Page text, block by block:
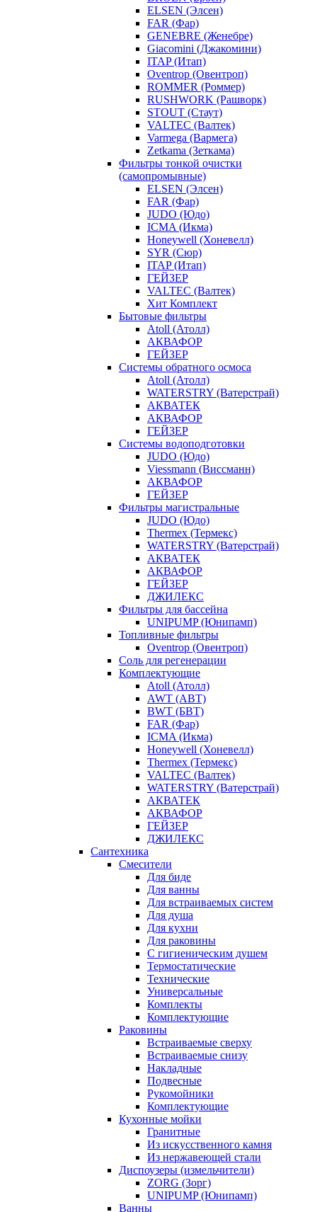
ELSEN (Элсен)
FAR (Фар)
GENEBRE (Женебре)
Giacomini (Джакомини)
ITAP (Итап)
Oventrop (Овентроп)
ROMMER (Роммер)
RUSHWORK (Рашворк)
STOUT (Стаут)
VALTEC (Валтек)
Varmega (Вармега)
Zetkama (Зеткама)
Фильтры тонкой очистки
(самопромывные)
ELSEN (Элсен)
FAR (Фар)
JUDO (Юдо)
ICMA (Икма)
Honeywell (Хоневелл)
SYR (Сюр)
ITAP (Итап)
ГЕЙЗЕР
VALTEC (Валтек)
Хит Комплект
Бытовые фильтры
Atoll (Атолл)
АКВАФОР
ГЕЙЗЕР
Системы обратного осмоса
Atoll (Атолл)
WATERSTRY (Ватерстрай)
АКВАТЕК
АКВАФОР
ГЕЙЗЕР
Системы водоподготовки
JUDO (Юдо)
Viessmann (Виссманн)
АКВАФОР
ГЕЙЗЕР
Фильтры магистральные
JUDO (Юдо)
Thermex (Термекс)
WATERSTRY (Ватерстрай)
АКВАТЕК
АКВАФОР
ГЕЙЗЕР
ДЖИЛЕКС
Фильтры для бассейна
UNIPUMP (Юнипамп)
Топливные фильтры
Oventrop (Овентроп)
Соль для регенерации
Комплектующие
Atoll (Атолл)
AWT (АВТ)
BWT (БВТ)
FAR (Фар)
ICMA (Икма)
Honeywell (Хоневелл)
Thermex (Термекс)
VALTEC (Валтек)
WATERSTRY (Ватерстрай)
АКВАТЕК
АКВАФОР
ГЕЙЗЕР
ДЖИЛЕКС
Сантехника
Смесители
Для биде
Для ванны
Для встраиваемых систем
Для душа
Для кухни
Для раковины
С гигиеническим душем
Термостатические
Технические
Универсальные
Комплекты
Комплектующие
Раковины
Встраиваемые сверху
Встраиваемые снизу
Накладные
Подвесные
Рукомойники
Комплектующие
Кухонные мойки
Гранитные
Из искусственного камня
Из нержавеющей стали
Диспоузеры (измельчители)
ZORG (Зорг)
UNIPUMP (Юнипамп)
Ванны